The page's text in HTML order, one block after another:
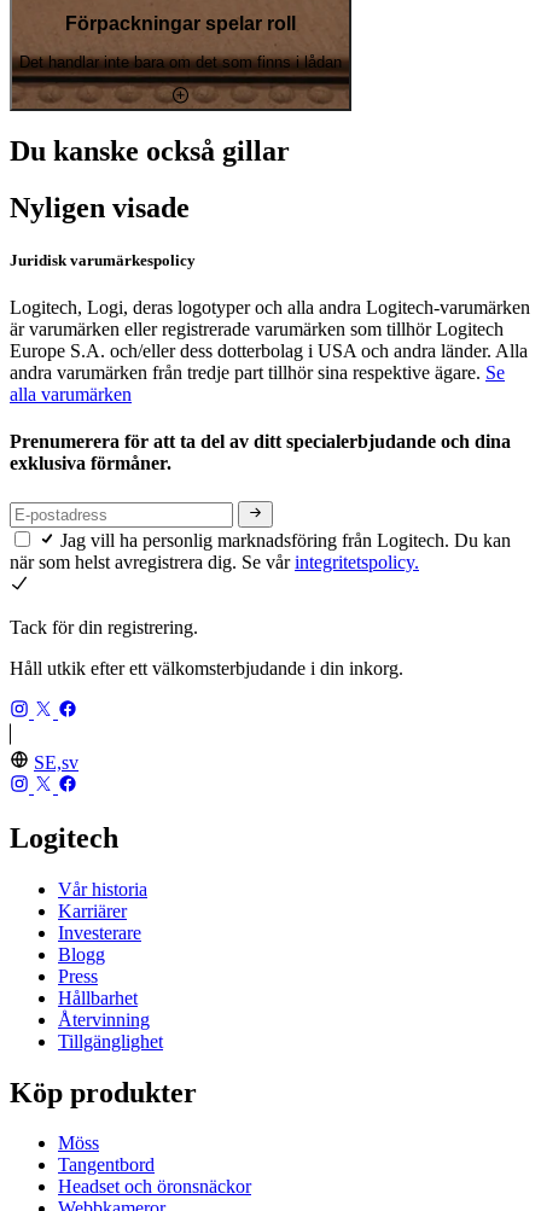
Förpackningar spelar roll
Det handlar inte bara om det som finns i lådan
Du kanske också gillar
Nyligen visade
Juridisk varumärkespolicy
Logitech, Logi, deras logotyper och alla andra Logitech-varumärken
är varumärken eller registrerade varumärken som tillhör Logitech
Europe S.A. och/eller dess dotterbolag i USA och andra länder. Alla
andra varumärken från tredje part tillhör sina respektive ägare. Se
alla varumärken
Prenumerera för att ta del av ditt specialerbjudande och dina
exklusiva förmåner.
Jag vill ha personlig marknadsföring från Logitech. Du kan
när som helst avregistrera dig. Se vårintegritetspolicy.
Tack för din registrering.
Håll utkik efter ett välkomsterbjudande i din inkorg.
SE,sv
Logitech
Vår historia
Karriärer
Investerare
Blogg
Press
Hållbarhet
Återvinning
Tillgänglighet
Köp produkter
Möss
Tangentbord
Headset och öronsnäckor